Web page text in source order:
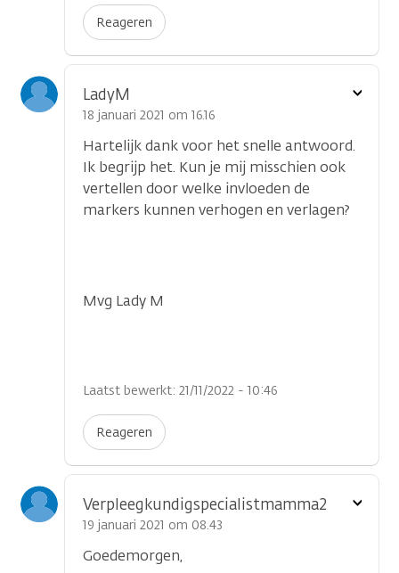
Reageren
LadyM
18 januari 2021 om 16.16
Hartelijk dank voor het snelle antwoord.
Ik begrijp het. Kun je mij misschien ook
vertellen door welke invloeden de
markers kunnen verhogen en verlagen?
Mvg Lady M
Laatst bewerkt: 21/11/2022 - 10:46
Reageren
Toon
Verpleegkundigspecialistmamma2
19 januari 2021 om 08.43
Goedemorgen,
Toon